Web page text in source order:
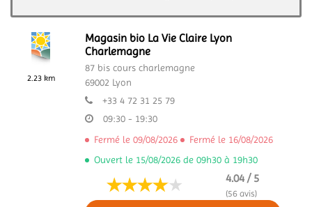
2.23 km
Magasin bio La Vie Claire Lyon
Charlemagne
87 bis cours charlemagne
69002 Lyon
+33 4 72 31 25 79
09:30 - 19:30
Fermé le 09/08/2026
Fermé le 16/08/2026
Ouvert le 15/08/2026 de 09h30 à 19h30
4.04 / 5
(56 avis)